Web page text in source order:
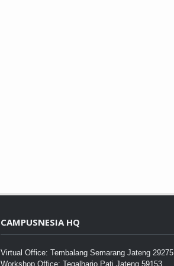
CAMPUSNESIA HQ
Virtual Office: Tembalang Semarang Jateng 29275
Workshop Office: Tegalharjo Pati Jateng 59153